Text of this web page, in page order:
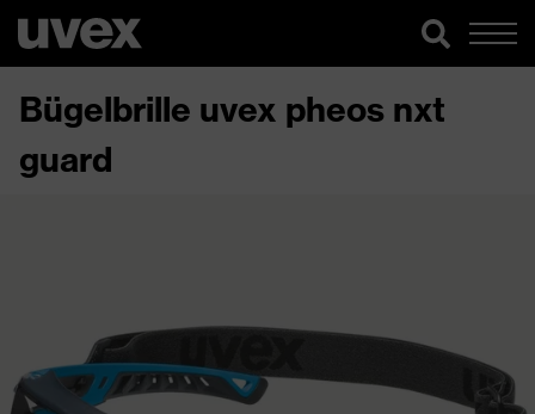
Bügelbrille uvex pheos nxt
guard